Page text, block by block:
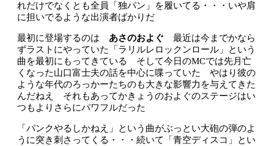
れだけでなくとも全員「独パン」を履いてる・・・いや肩
に担いでるような出演者ばかりだ
最初に登場するのは あさのおよぐ 最近は今までかなら
ずラストにやっていた「ラリルレロックンロール」という
曲を最初にもってきている そして今日のMCでは先月亡
くなった山口富士夫の話を中心に喋っていた やはり彼の
ような年代のろっかーたちのも大きな影響力を与えてきた
んだねえ それもあってかきょうのおよぐのステージはい
つもよりさらにパワフルだった
「パンクやるしかねえ」という曲がぶっとい大砲の弾のよ
うに突き刺さってくる・・・続いて「青空ディスコ」とい